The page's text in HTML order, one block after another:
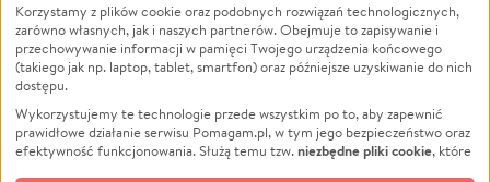
Zwierzęta
Pożar
Ukraina
Pomoc Finansowa
Projekty
Powódź
Wichura
NGO
Edukacja
Podróż
Korzystamy z plików cookie oraz podobnych rozwiązań technologicznych,
zarówno własnych, jak i naszych partnerów. Obejmuje to zapisywanie i
przechowywanie informacji w pamięci Twojego urządzenia końcowego
(takiego jak np. laptop, tablet, smartfon) oraz późniejsze uzyskiwanie do nich
dostępu.
Wykorzystujemy te technologie przede wszystkim po to, aby zapewnić
prawidłowe działanie serwisu Pomagam.pl, w tym jego bezpieczeństwo oraz
efektywność funkcjonowania. Służą temu tzw.niezbędne pliki cookie, które